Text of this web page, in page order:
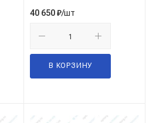
40 650₽/шт
В КОРЗИНУ